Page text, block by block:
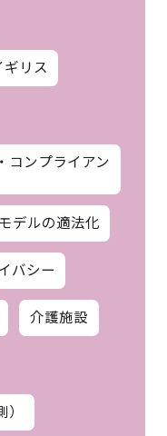
ギリス
コンプライアン
デルの適法化
バシー
介護施設